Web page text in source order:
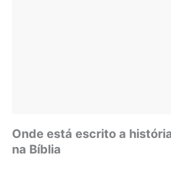
Onde está escrito a
na Bíblia